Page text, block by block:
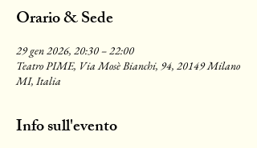
Orario & Sede
29 gen 2026, 20:30 – 22:00
Teatro PIME, Via Mosè Bianchi, 94, 20149 Milano
MI, Italia
Info sull'evento